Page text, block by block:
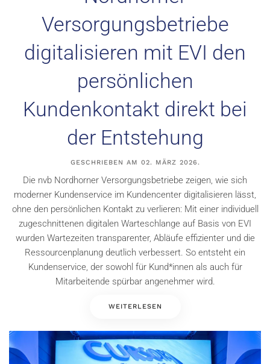
Versorgungsbetriebe
digitalisieren mit EVI den
persönlichen
Kundenkontakt direkt bei
der Entstehung
GESCHRIEBEN AM 02. MÄRZ 2026.
Die nvb Nordhorner Versorgungsbetriebe zeigen, wie sich
moderner Kundenservice im Kundencenter digitalisieren lässt,
ohne den persönlichen Kontakt zu verlieren: Mit einer individuell
zugeschnittenen digitalen Warteschlange auf Basis von EVI
wurden Wartezeiten transparenter, Abläufe effizienter und die
Ressourcenplanung deutlich verbessert. So entsteht ein
Kundenservice, der sowohl für Kund*innen als auch für
Mitarbeitende spürbar angenehmer wird.
WEITERLESEN